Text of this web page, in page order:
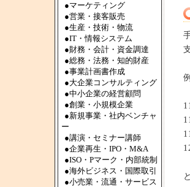
●マーケティング
●営業・接客販売
●生産・技術・物流
●IT・情報システム
●財務・会計・資金調達
●総務・法務・知的財産
●事業計画書作成
●大企業コンサルティング
●中小企業の経営顧問
●創業・小規模企業
●新規事業・社内ベンチャ
ー
●講演・セミナー講師
●企業再生・IPO・M&A
●ISO・Pマーク・内部統制
●海外ビジネス・国際取引
●小売業・流通・サービス